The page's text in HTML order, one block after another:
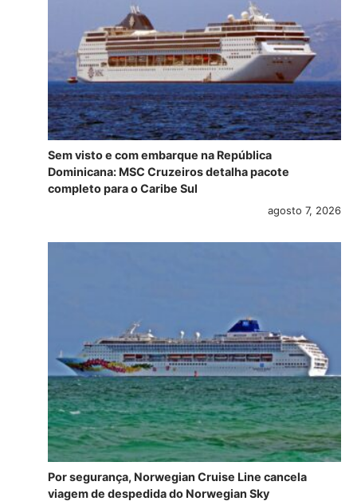
Sem visto e com embarque na República
Dominicana: MSC Cruzeiros detalha pacote
completo para o Caribe Sul
agosto 7, 2026
Por segurança, Norwegian Cruise Line cancela
viagem de despedida do Norwegian Sky